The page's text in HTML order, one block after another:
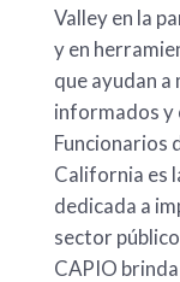
Valley en la
y en
que ayudan
informados y
Funcionarios
California es
dedicada a
sector
CAPIO